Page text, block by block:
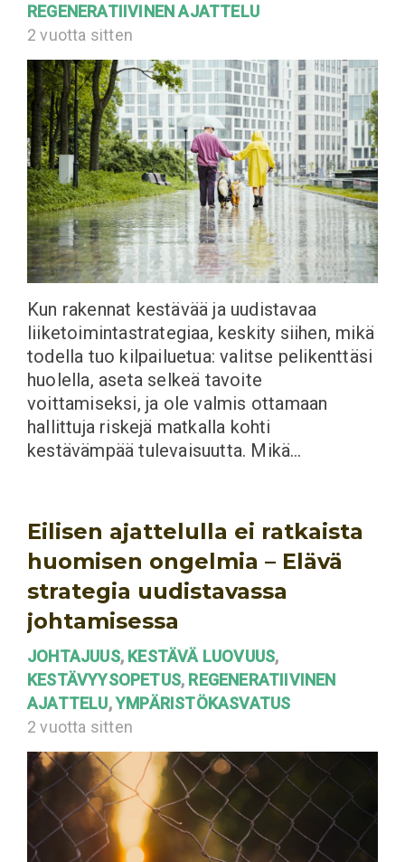
REGENERATIIVINEN AJATTELU
2 vuotta sitten
Kun rakennat kestävää ja uudistavaa
liiketoimintastrategiaa, keskity siihen, mikä
todella tuo kilpailuetua: valitse pelikenttäsi
huolella, aseta selkeä tavoite
voittamiseksi, ja ole valmis ottamaan
hallittuja riskejä matkalla kohti
kestävämpää tulevaisuutta. Mikä…
Eilisen ajattelulla ei ratkaista
huomisen ongelmia – Elävä
strategia uudistavassa
johtamisessa
JOHTAJUUS, KESTÄVÄ LUOVUUS,
KESTÄVYYSOPETUS, REGENERATIIVINEN
AJATTELU,YMPÄRISTÖKASVATUS
2 vuotta sitten